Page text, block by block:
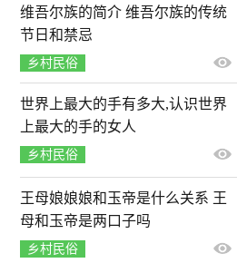
维吾尔族的简介 维吾尔族的传统
节日和禁忌
乡村民俗
世界上最大的手有多大,认识世界
上最大的手的女人
乡村民俗
王母娘娘娘和玉帝是什么关系 王
母和玉帝是两口子吗
乡村民俗